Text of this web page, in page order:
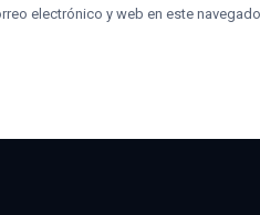
electrónico y web en este